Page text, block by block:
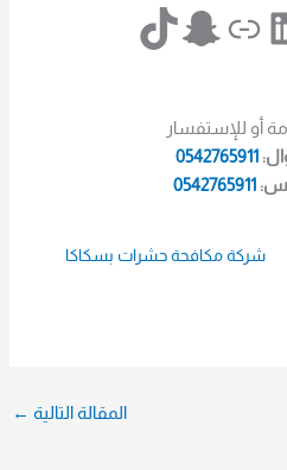
رابطسناب شات
تيك توك
أو للإستفسار
0542765911
0542765911
شركة مكافحة حشرات بسكاكا
المقالة التالية ←